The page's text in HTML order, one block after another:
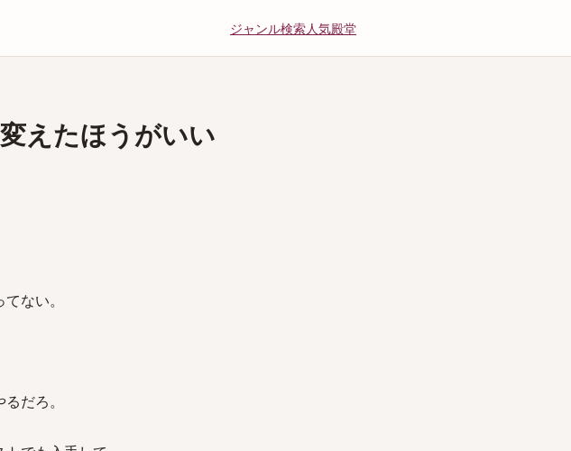
ジャンル検索人気殿堂
えたほうがいい
ない。
だろ。